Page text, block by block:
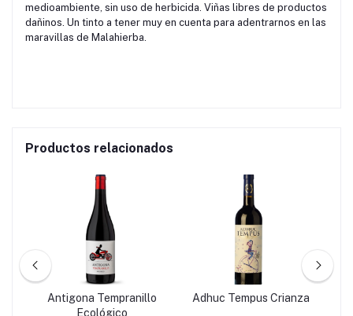
medioambiente, sin uso de herbicida. Viñas libres de productos
dañinos. Un tinto a tener muy en cuenta para adentrarnos en las
maravillas de Malahierba.
Productos relacionados
Antigona Tempranillo
Ecológico
Adhuc Tempus Crianza